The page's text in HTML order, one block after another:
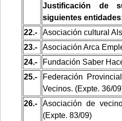
Justificación de
siguientes
22.-
Asociación cultural
23.-
Asociación Arca
24.-
Fundación Saber
25.-
Federación
Vecinos. (Expte. 36/
26.-
Asociación de
(Expte. 83/09)